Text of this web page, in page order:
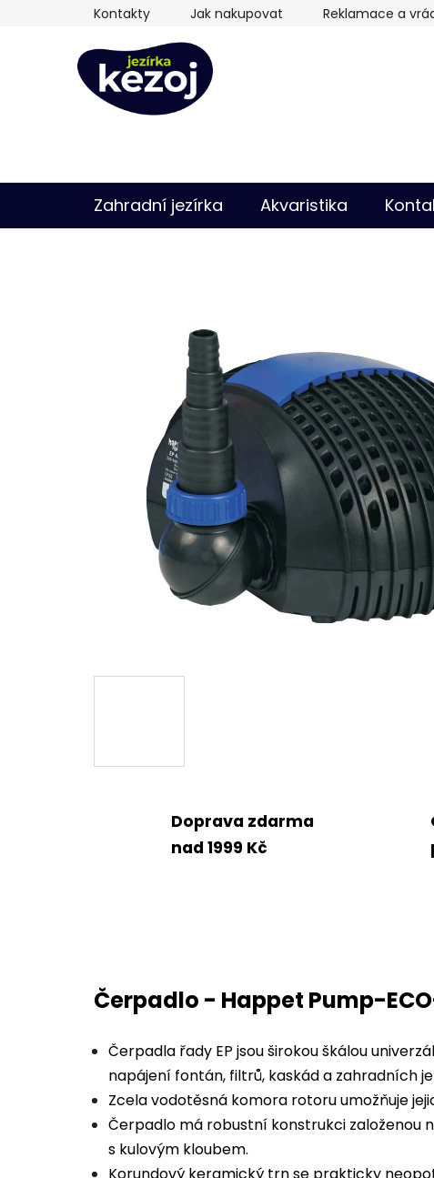
Kontakty Jak nakupovat Reklamace a
Zahradní jezírka Akvaristika
Doprava zdarma
nad 1999 Kč
Čerpadlo - Happet Pump-
Čerpadla řady EP jsou širokou škálou
napájení fontán, filtrů, kaskád a zahradních
Zcela vodotěsná komora rotoru umožňuje
Čerpadlo má robustní konstrukci založenou
s kulovým kloubem.